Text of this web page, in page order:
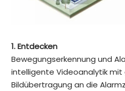
1. Entdecken
Bewegungserkennung und
intelligente Videoanalytik
Bildübertragung an die